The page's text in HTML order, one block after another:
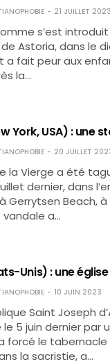
21 JUILLET 2023
s’est
Astoria, dans le
a fait peur aux
la…
York, USA) : une
20 JUILLET
la Vierge a été
dernier, dans
Gerrytsen Beach, à
vandale a…
Unis) : une
10 JUIN 2023
Saint Joseph
5 juin dernier par
forcé le
la sacristie, a…